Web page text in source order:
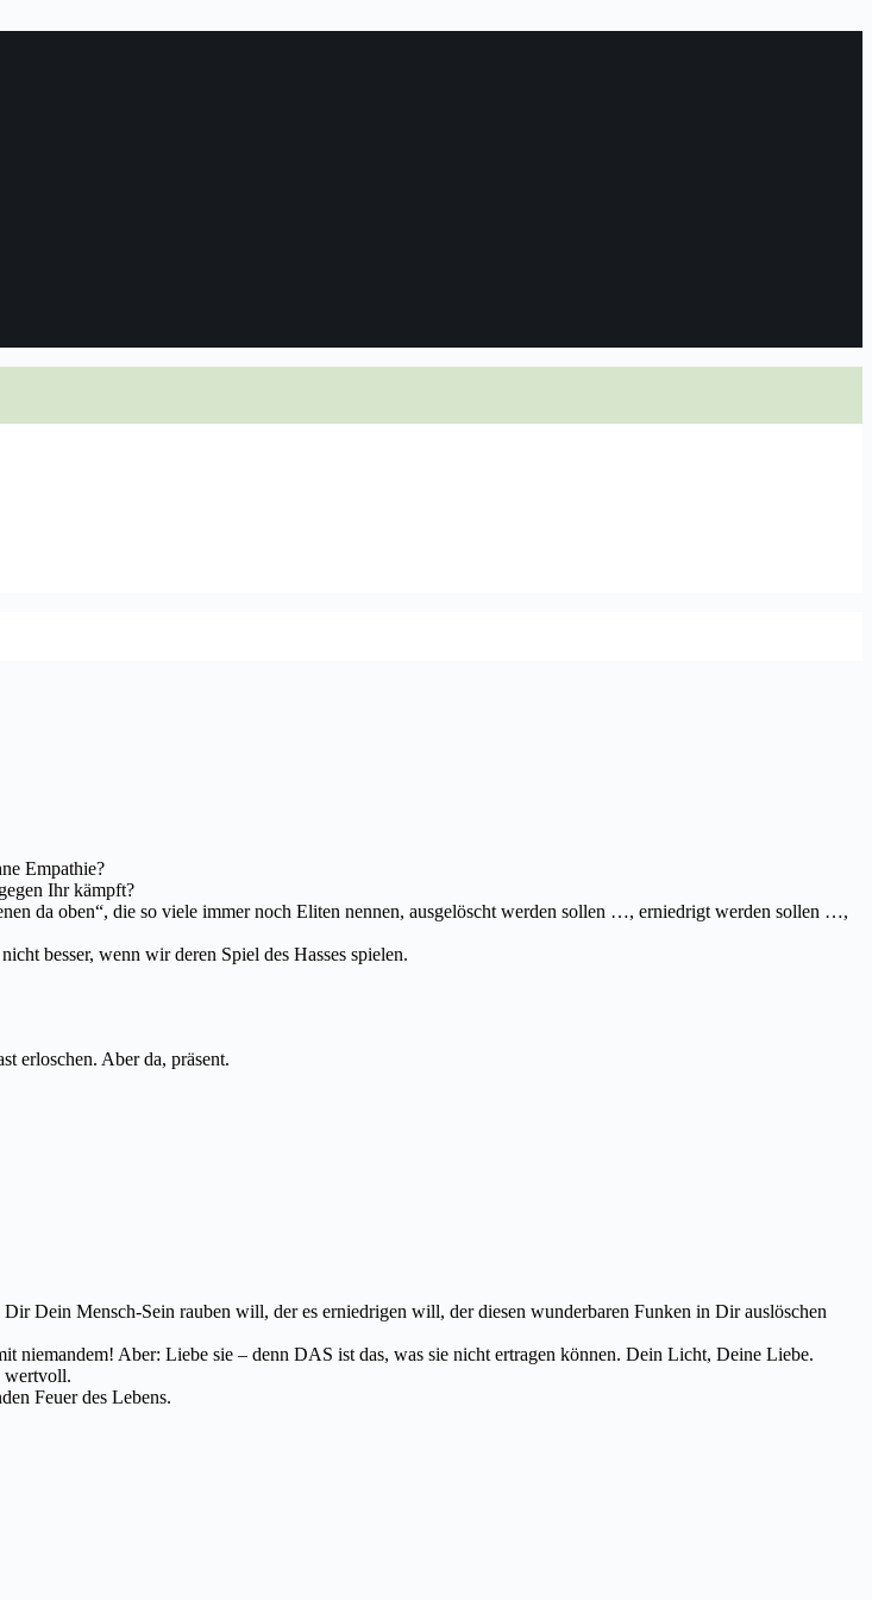
Empathie?
Ihr kämpft?
da oben“, die so viele immer noch Eliten nennen, ausgelöscht werden sollen …, erniedrigt werden sollen …,
besser, wenn wir deren Spiel des Hasses spielen.
erloschen. Aber da, präsent.
Dein Mensch-Sein rauben will, der es erniedrigen will, der diesen wunderbaren Funken in Dir auslöschen
niemandem! Aber: Liebe sie – denn DAS ist das, was sie nicht ertragen können. Dein Licht, Deine Liebe.
wertvoll.
Feuer des Lebens.